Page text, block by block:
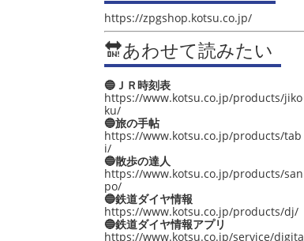
https://zpgshop.kotsu.co.jp/
🔛あわせて読みたい
🔵ＪＲ時刻表
https://www.kotsu.co.jp/products/jiko
ku/
🔵旅の手帖
https://www.kotsu.co.jp/products/tab
i/
🔵散歩の達人
https://www.kotsu.co.jp/products/san
po/
🔵鉄道ダイヤ情報
https://www.kotsu.co.jp/products/dj/
🔵鉄道ダイヤ情報アプリ
https://www.kotsu.co.jp/service/digita